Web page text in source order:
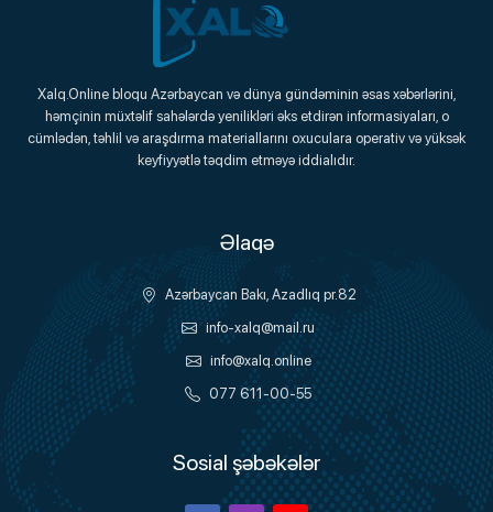
Xalq.Online
Onlayn Platforma
Xalq.Online bloqu Azərbaycan və dünya gündəminin əsas xəbərlərini,
həmçinin müxtəlif sahələrdə yenilikləri əks etdirən informasiyaları, o
cümlədən, təhlil və araşdırma materiallarını oxuculara operativ və yüksək
keyfiyyətlə təqdim etməyə iddialıdır.
Əlaqə
Azərbaycan Bakı, Azadlıq pr.82
info-xalq@mail.ru
info@xalq.online
077 611-00-55
Sosial şəbəkələr